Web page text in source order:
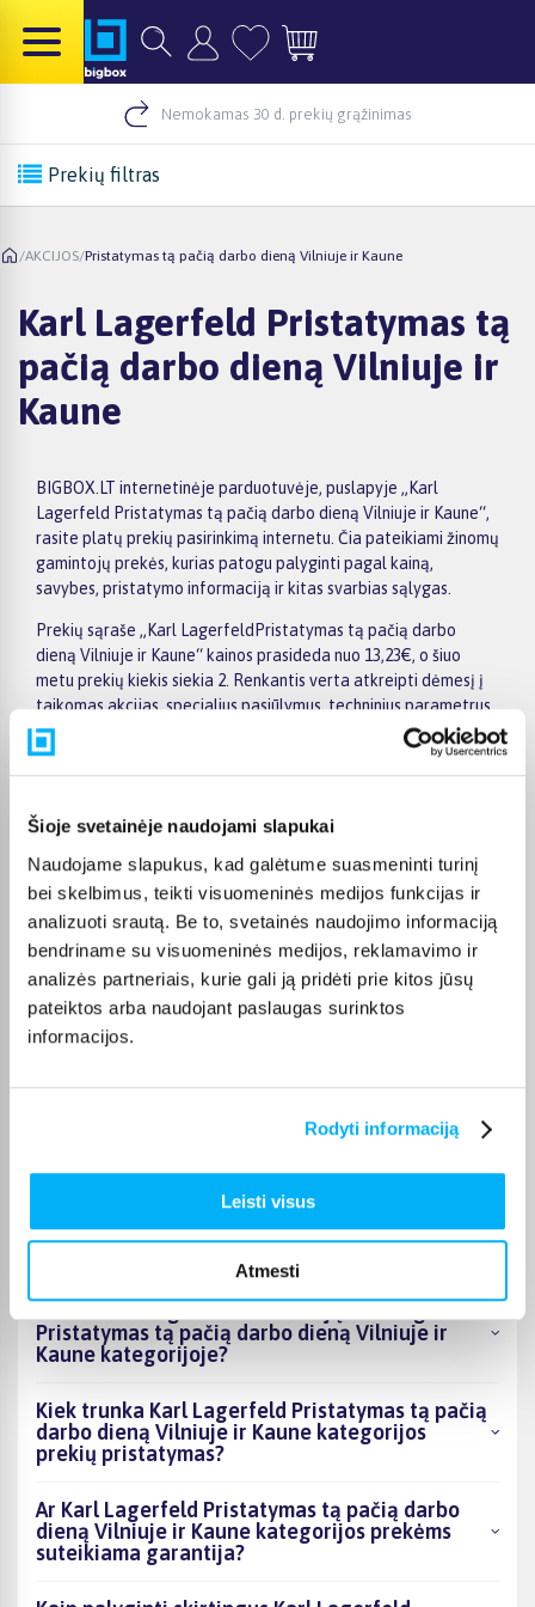
Šioje svetainėje naudojami slapukai
Naudojame slapukus, kad galėtume suasmeninti turinį
bei skelbimus, teikti visuomeninės medijos funkcijas ir
analizuoti srautą. Be to, svetainės naudojimo informaciją
bendriname su visuomeninės medijos, reklamavimo ir
analizės partneriais, kurie gali ją pridėti prie kitos jūsų
pateiktos arba naudojant paslaugas surinktos
informacijos.
Rodyti informaciją
Leisti visus
Atmesti
Nemokamas 30 d. prekių grąžinimas
Prekių filtras
/AKCIJOS/Pristatymas tą pačią darbo dieną Vilniuje ir Kaune
Karl Lagerfeld Pristatymas tą
pačią darbo dieną Vilniuje ir
Kaune
BIGBOX.LT internetinėje parduotuvėje, puslapyje „Karl
Lagerfeld Pristatymas tą pačią darbo dieną Vilniuje ir Kaune“,
rasite platų prekių pasirinkimą internetu. Čia pateikiami žinomų
gamintojų prekės, kurias patogu palyginti pagal kainą,
savybes, pristatymo informaciją ir kitas svarbias sąlygas.
Prekių sąraše „Karl LagerfeldPristatymas tą pačią darbo
dieną Vilniuje ir Kaune“ kainos prasideda nuo 13,23€, o šiuo
metu prekių kiekis siekia 2. Renkantis verta atkreipti dėmesį į
taikomas akcijas, specialius pasiūlymus, techninius parametrus
bei papildomas pirkimo sąlygas, kad būtų lengviau išsirinkti
geriausiai jūsų poreikius atitinkantį variantą.
susiaurinti asortimentą ir greičiau rasti tinkamą prekę.
Vilniuje ir Kaune“ pasiūlymus BIGBOX.LT, palyginkite prekes ir
pirkite internetu patogiai. Pasirinktą prekę pristatysime per jos
aprašyme nurodytą terminą.
DUK
dieną Vilniuje ir Kaune kategorijoje esantys
Kiek prekių yra Karl Lagerfeld Pristatymas tą
pačią darbo dieną Vilniuje ir Kaune kategorijos
Pristatymas tą pačią darbo dieną Vilniuje ir
Kaune kategorijoje?
Kiek trunka Karl Lagerfeld Pristatymas tą pačią
darbo dieną Vilniuje ir Kaune kategorijos
prekių pristatymas?
Ar Karl Lagerfeld Pristatymas tą pačią darbo
dieną Vilniuje ir Kaune kategorijos prekėms
suteikiama garantija?